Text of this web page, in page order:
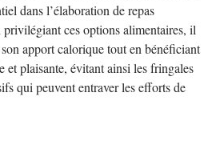
dans l’élaboration de repas
ces options alimentaires, il
apport calorique tout en bénéficiant
et plaisante, évitant ainsi les fringales
qui peuvent entraver les efforts de